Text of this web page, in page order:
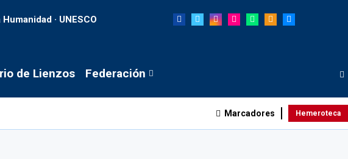
· UNESCO
de Lienzos Federación
Marcadores Hemeroteca